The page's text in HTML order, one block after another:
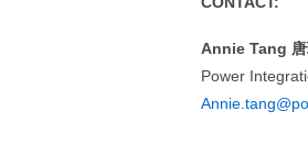
Annie Tang
Power